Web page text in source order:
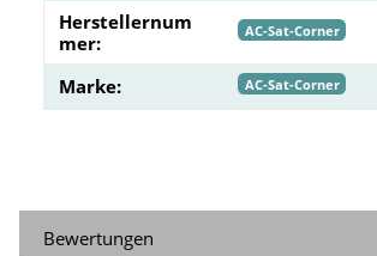
Herstellernum
mer:
AC-Sat-Corner
Marke: AC-Sat-Corner
Bewertungen